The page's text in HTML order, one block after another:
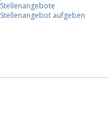
Stellenangebote
Stellenangebot aufgeben